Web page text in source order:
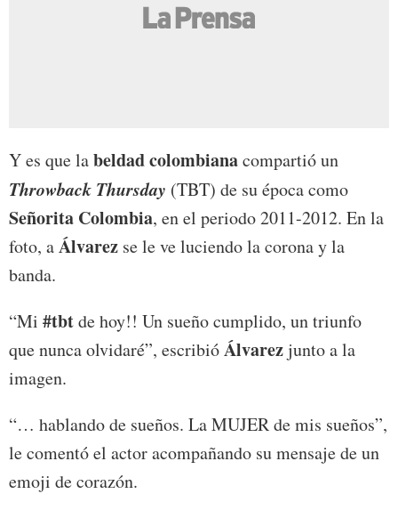
Y es que labeldad colombianacompartió un
Throwback Thursday (TBT) de su época como
Señorita Colombia, en el periodo 2011-2012. En la
foto, aÁlvarez se le ve luciendo la corona y la
banda.
“Mi #tbtde hoy!! Un sueño cumplido, un triunfo
que nunca olvidaré”, escribióÁlvarezjunto a la
imagen.
“… hablando de sueños. La MUJER de mis sueños”,
le comentó el actor acompañando su mensaje de un
emoji de corazón.